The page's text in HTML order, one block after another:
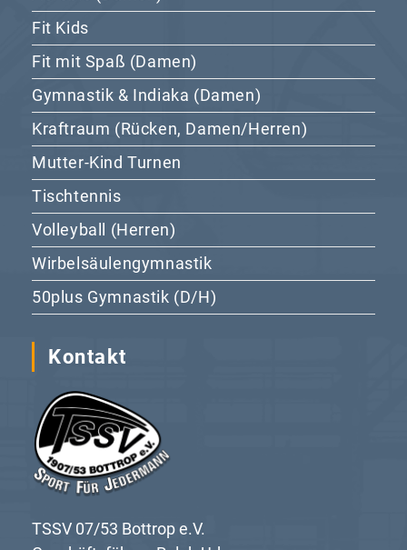
Fit Kids
Fit mit Spaß (Damen)
Gymnastik & Indiaka (Damen)
Kraftraum (Rücken, Damen/Herren)
Mutter-Kind Turnen
Tischtennis
Volleyball (Herren)
Wirbelsäulengymnastik
50plus Gymnastik (D/H)
Kontakt
TSSV 07/53 Bottrop e.V.